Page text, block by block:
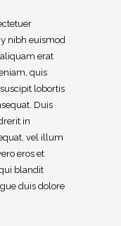
nibh euismod
erat
quis
lobortis
Duis
in
vel illum
eros et
blandit
duis dolore